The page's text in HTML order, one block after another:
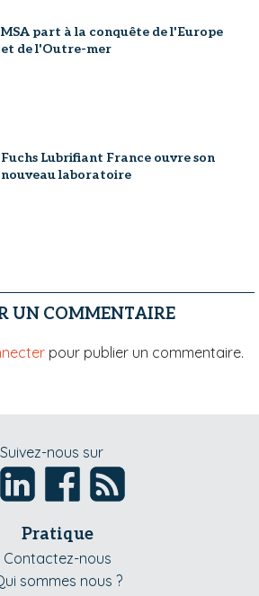
MSA part à la conquête de l'Europe
et de l'Outre-mer
Fuchs Lubrifiant France ouvre son
nouveau laboratoire
UN COMMENTAIRE
pour publier un commentaire.
Suivez-nous sur
Pratique
Contactez-nous
sommes nous ?